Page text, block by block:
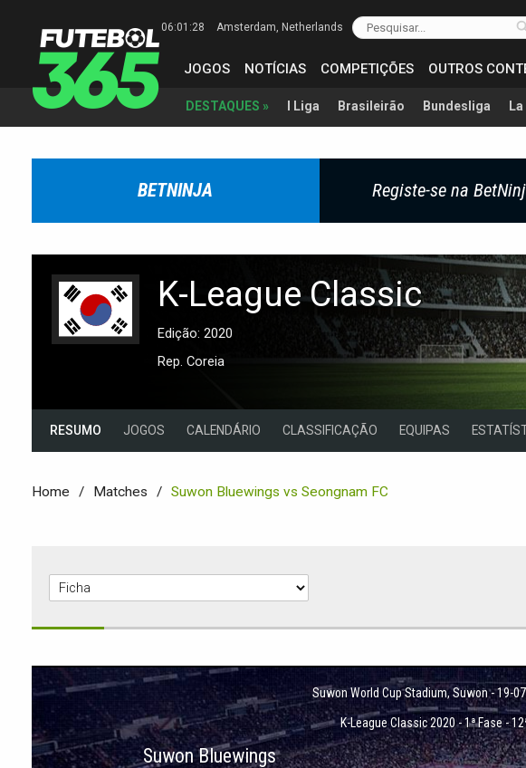
06:01:28 Amsterdam, Netherlands
JOGOS NOTÍCIAS COMPETIÇÕES OUTROS
DESTAQUES » I Liga Brasileirão Bundesliga
BETNINJA Registe-se na
K-League Classic
Edição: 2020
Rep. Coreia
RESUMO JOGOS CALENDÁRIO CLASSIFICAÇÃO EQUIPAS
Home Matches Suwon Bluewings vs Seongnam FC
Suwon World Cup Stadium, Suwon - 19-
K-League Classic 2020-1ª Fase -
Suwon Bluewings